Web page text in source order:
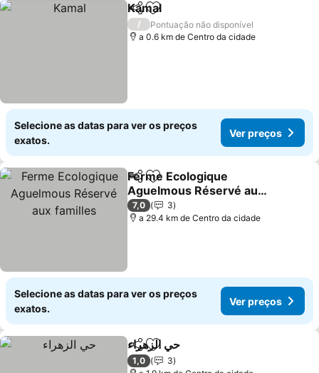
PartilharAdicionar aos favoritos
Kamal
/
Pontuação não disponível
a 0.6 km de Centro da cidade
Selecione as datas para ver os preços
exatos.
Ver preços
PartilharAdicionar aos favoritos
Ferme Ecologique
Aguelmous Réservé aux
familles
7,0
3
a 29.4 km de Centro da cidade
Selecione as datas para ver os preços
exatos.
Ver preços
PartilharAdicionar aos favoritos
حي الزهراء
1,0
3